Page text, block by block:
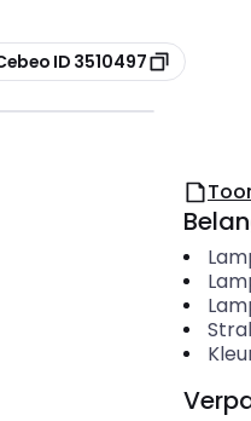
ID 3510497